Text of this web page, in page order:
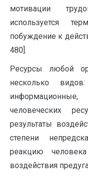
мотивации
используется
побуждение к
480].
Ресурсы любой
несколько
информационные,
человеческих
результаты
степени
реакцию
воздействия